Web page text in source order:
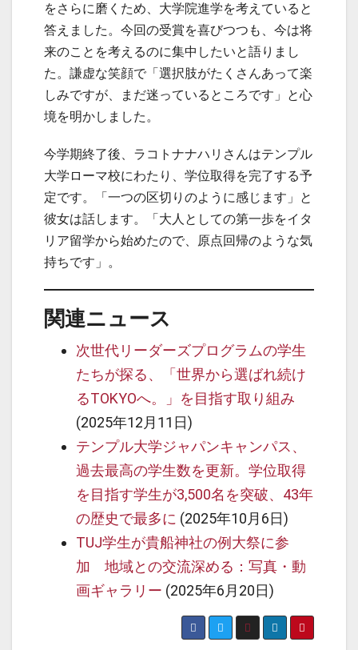
をさらに磨くため、大学院進学を考えていると
答えました。今回の受賞を喜びつつも、今は将
来のことを考えるのに集中したいと語りまし
た。謙虚な笑顔で「選択肢がたくさんあって楽
しみですが、まだ迷っているところです」と心
境を明かしました。
今学期終了後、ラコトナナハリさんはテンプル
大学ローマ校にわたり、学位取得を完了する予
定です。「一つの区切りのように感じます」と
彼女は話します。「大人としての第一歩をイタ
リア留学から始めたので、原点回帰のような気
持ちです」。
関連ニュース
次世代リーダーズプログラムの学生
たちが探る、「世界から選ばれ続け
るTOKYOへ。」を目指す取り組み
(2025年12月11日)
テンプル大学ジャパンキャンパス、
過去最高の学生数を更新。学位取得
を目指す学生が3,500名を突破、43年
の歴史で最多に (2025年10月6日)
TUJ学生が貴船神社の例大祭に参
加 地域との交流深める：写真・動
画ギャラリー (2025年6月20日)